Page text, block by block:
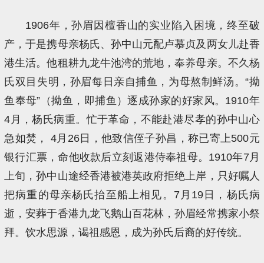
1906年，孙眉因檀香山的实业陷入困境，终至破
产，于是携母亲杨氏、孙中山元配卢慕贞及两女儿赴香
港生活。他租耕九龙牛池湾的荒地，奉养母亲。不久杨
氏双目失明，孙眉每日亲自捕鱼，为母熬制鲜汤。“拗
鱼奉母”（拗鱼，即捕鱼）逐成孙家的好家风。1910年
4月，杨氏病重。忙于革命，不能赴港尽孝的孙中山心
急如焚， 4月26日，他致信侄子孙昌，称已寄上500元
银行汇票，命他收款后立刻返港侍奉祖母。1910年7月
上旬，孙中山途经香港被港英政府拒绝上岸，只好嘱人
把病重的母亲杨氏抬至船上相见。7月19日，杨氏病
逝，安葬于香港九龙飞鹅山百花林，孙眉经常携家小祭
拜。饮水思源，谒祖感恩，成为孙氏后裔的好传统。